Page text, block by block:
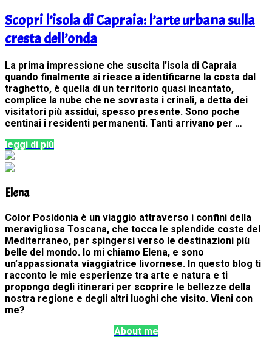
Scopri l’isola di Capraia: l’arte urbana sulla
cresta dell’onda
La prima impressione che suscita l’isola di Capraia
quando finalmente si riesce a identificarne la costa dal
traghetto, è quella di un territorio quasi incantato,
complice la nube che ne sovrasta i crinali, a detta dei
visitatori più assidui, spesso presente. Sono poche
centinai i residenti permanenti. Tanti arrivano per …
leggi di più
Elena
Color Posidonia è un viaggio attraverso i confini della
meravigliosa Toscana, che tocca le splendide coste del
Mediterraneo, per spingersi verso le destinazioni più
belle del mondo. Io mi chiamo Elena, e sono
un’appassionata viaggiatrice livornese. In questo blog ti
racconto le mie esperienze tra arte e natura e ti
propongo degli itinerari per scoprire le bellezze della
nostra regione e degli altri luoghi che visito. Vieni con
me?
About me